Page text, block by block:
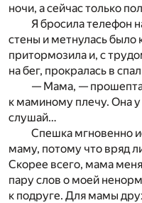
ночи, а сейчас только
Я бросила телефон
стены и метнулась было
притормозила и, с
на бег, прокралась в
— Мама, —
к маминому плечу. Она
слушай…
Спешка мгновенно
маму, потому что вряд
Скорее всего, мама
пару слов о моей
к подруге. Для мамы